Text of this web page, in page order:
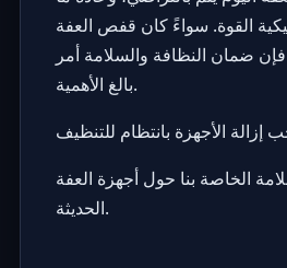
القوة. سواءً كان قفص العفة
فإن ضمان النظافة والسلامة أمر
بالغ الأهمية.
الخاصة بنا حول أجهزة العفة
الحديثة.